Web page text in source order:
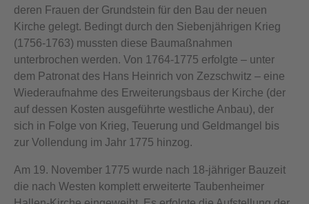
deren Frauen der Grundstein für den Bau der neuen
Kirche gelegt. Bedingt durch den Siebenjährigen Krieg
(1756-1763) mussten diese Baumaßnahmen
unterbrochen werden. Von 1764-1775 erfolgte – unter
dem Patronat des Hans Heinrich von Zezschwitz – eine
Wiederaufnahme des Erweiterungsbaus der Kirche (der
auf dessen Kosten ausgeführte westliche Anbau), der
sich in Folge von Krieg, Teuerung und Geldmangel bis
zur Vollendung im Jahr 1775 hinzog.
Am 19. November 1775 wurde nach 18-jähriger Bauzeit
die nach Westen komplett erweiterte Taubenheimer